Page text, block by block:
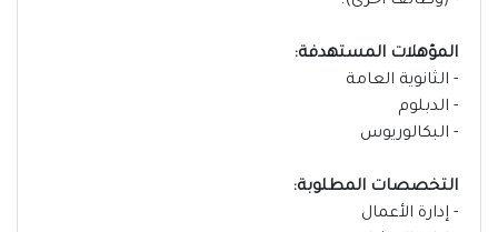
المؤهلات المستهدفة:
- الثانوية العامة
- الدبلوم
- البكالوريوس
التخصصات المطلوبة:
- إدارة الأعمال